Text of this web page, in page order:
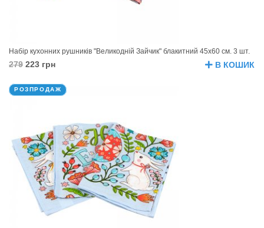
Набір кухонних рушників "Великодній Зайчик" блакитний 45х60 см. 3 шт.
279 223 грн В КОШИК
РОЗПРОДАЖ